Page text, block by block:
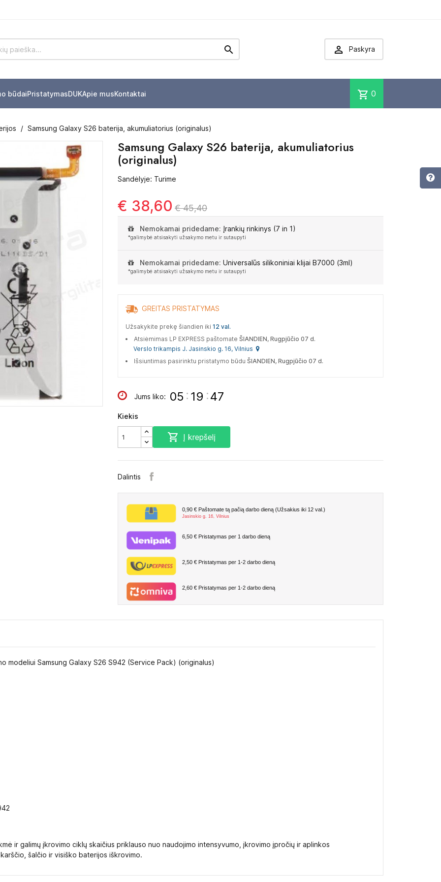
  Paskyra
būdaiPristatymasDUKApie musKontaktai shopping_cart 0
Samsung Galaxy S26 baterija, akumuliatorius (originalus)
Samsung Galaxy S26 baterija, akumuliatorius
(originalus)
Sandėlyje: Turime
€ 38,60 € 45,40
Nemokamai pridedame: Įrankių rinkinys (7 in 1)
*galimybė atsisakyti užsakymo metu ir sutaupyti
Nemokamai pridedame: Universalūs silikoniniai klijai B7000 (3ml)
*galimybė atsisakyti užsakymo metu ir sutaupyti
GREITAS PRISTATYMAS
Užsakykite prekę šiandien iki 12 val.
Atsiėmimas LP EXPRESS paštomate ŠIANDIEN, Rugpjūčio 07 d.
Verslo trikampis J. Jasinskio g. 16, Vilnius
Išsiuntimas pasirinktu pristatymo būdu ŠIANDIEN, Rugpjūčio 07 d.
Jums liko: 05 : 19 :46
Kiekis
 Į krepšelį
Dalintis
0,90 € Paštomate tą pačią darbo dieną (Užsakius iki 12 val.)
Jasinskio g. 16, Vilnius
6,50 € Pristatymas per 1 darbo dieną
2,50 € Pristatymas per 1-2 darbo dieną
2,60 € Pristatymas per 1-2 darbo dieną
modeliui Samsung Galaxy S26 S942 (Service Pack) (originalus)
ir galimų įkrovimo ciklų skaičius priklauso nuo naudojimo intensyvumo, įkrovimo įpročių ir aplinkos
šalčio ir visiško baterijos iškrovimo.